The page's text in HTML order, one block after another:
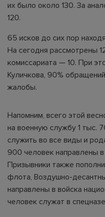
их было около 130. За
120.
65 исков до сих пор
На сегодня рассмотрены
комиссариата — 10. При
Куличкова, 90%
жалобы.
Напомним, всего этой
на военную службу 1 тыс.
служить во все виды и
900 человек направлены в
Призывники также
флота, Воздушно-
направлены в войска
человек служат в